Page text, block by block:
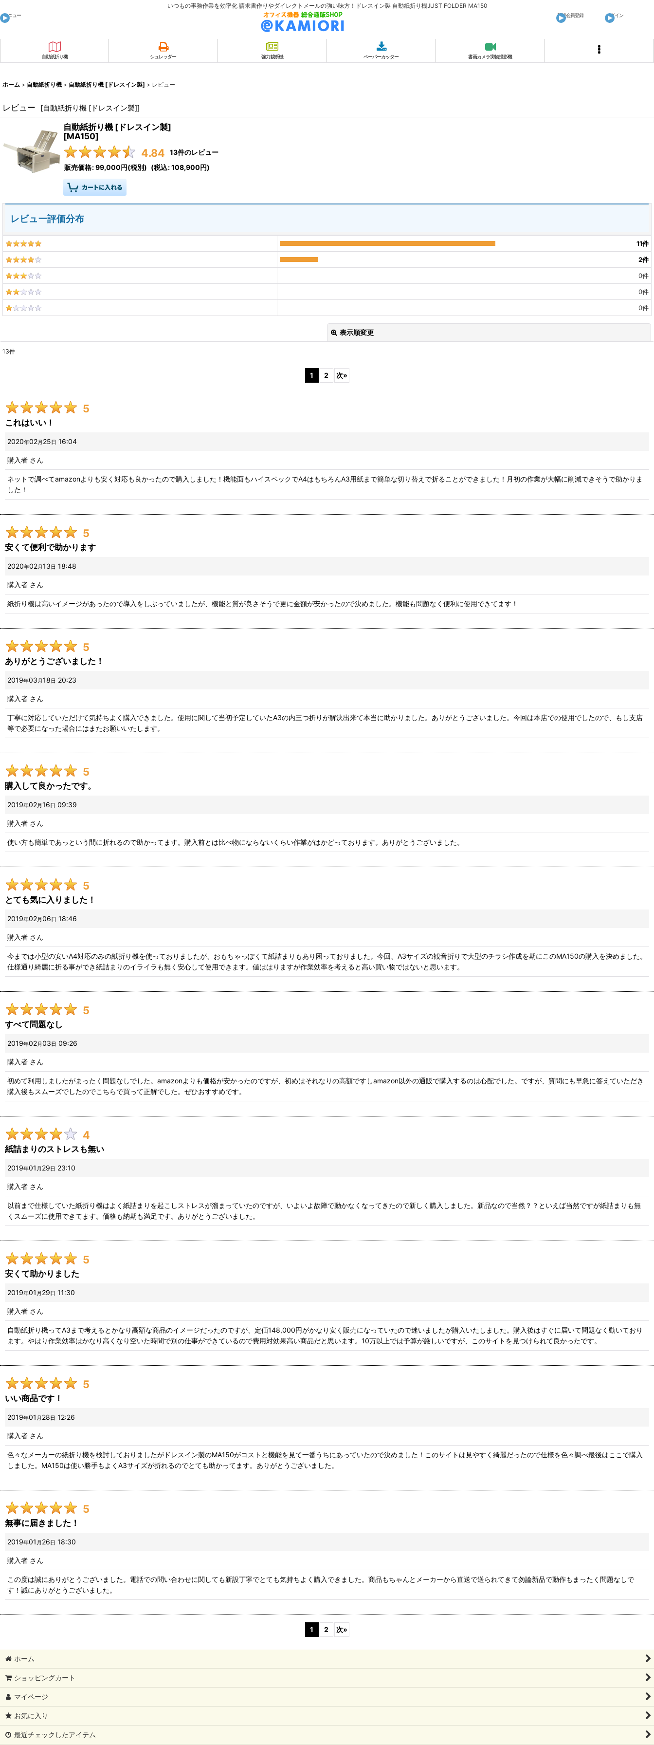
いつもの事務作業を効率化 請求書作りやダイレクトメールの強い味方！ドレスイン製 自動紙折り機JUST FOLDER MA150
メニュー 新規会員登録 ログイン
自動紙折り機 シュレッダー 強力裁断機 ペーパーカッター 書画カメラ実物投影機
ホーム > 自動紙折り機 > 自動紙折り機 [ドレスイン製] > レビュー
レビュー [自動紙折り機 [ドレスイン製]]
自動紙折り機 [ドレスイン製]
[MA150]
4.84 13件のレビュー
販売価格:99,000円(税別) (税込:108,900円)
レビュー評価分布
11件
2件
0件
0件
0件
表示順変更
レビュー検索
星の数:
13件
1 2 次»
5
これはいい！
2020年02月 25日 16:04
購入者 さん
ネットで調べてamazonよりも安く対応も良かったので購入しました！機能面もハイスペックでA4はもちろんA3用紙まで簡単な切り替えで折ることができました！月初の作業が大幅に削減できそうで助かりま
した！
5
安くて便利で助かります
2020年02月13日 18:48
購入者 さん
紙折り機は高いイメージがあったので導入をしぶっていましたが、機能と質が良さそうで更に金額が安かったので決めました。機能も問題なく便利に使用できてます！
5
ありがとうございました！
2019年03 月18日 20:23
購入者 さん
丁寧に対応していただけて気持ちよく購入できました。使用に関して当初予定していたA3の内三つ折りが解決出来て本当に助かりました。ありがとうございました。今回は本店での使用でしたので、もし支店
等で必要になった場合にはまたお願いいたします。
5
購入して良かったです。
2019年02月16日 09:39
購入者 さん
使い方も簡単であっという間に折れるので助かってます。購入前とは比べ物にならないくらい作業がはかどっております。ありがとうございました。
5
とても気に入りました！
2019年02月06日 18:46
購入者 さん
今までは小型の安いA4対応のみの紙折り機を使っておりましたが、おもちゃっぽくて紙詰まりもあり困っておりました。今回、A3サイズの観音折りで大型のチラシ作成を期にこのMA150の購入を決めました。
仕様通り綺麗に折る事ができ紙詰まりのイライラも無く安心して使用できます。値ははりますが作業効率を考えると高い買い物ではないと思います。
5
すべて問題なし
2019年02月03日 09:26
購入者 さん
初めて利用しましたがまったく問題なしでした。amazonよりも価格が安かったのですが、初めはそれなりの高額ですしamazon以外の通販で購入するのは心配でした。ですが、質問にも早急に答えていただき
購入後もスムーズでしたのでこちらで買って正解でした。ぜひおすすめです。
4
紙詰まりのストレスも無い
2019年01 月 29日 23:10
購入者 さん
以前まで仕様していた紙折り機はよく紙詰まりを起こしストレスが溜まっていたのですが、いよいよ故障で動かなくなってきたので新しく購入しました。新品なので当然？？といえば当然ですが紙詰まりも無
くスムーズに使用できてます。価格も納期も満足です。ありがとうございました。
5
安くて助かりました
2019年01 月 29日 11:30
購入者 さん
自動紙折り機ってA3まで考えるとかなり高額な商品のイメージだったのですが、定価148,000円がかなり安く販売になっていたので迷いましたが購入いたしました。購入後はすぐに届いて問題なく動いており
ます。やはり作業効率はかなり高くなり空いた時間で別の仕事ができているので費用対効果高い商品だと思います。10万以上では予算が厳しいですが、このサイトを見つけられて良かったです。
5
いい商品です！
2019年01 月 28日 12:26
購入者 さん
色々なメーカーの紙折り機を検討しておりましたがドレスイン製のMA150がコストと機能を見て一番うちにあっていたので決めました！このサイトは見やすく綺麗だったので仕様を色々調べ最後はここで購入
しました。MA150は使い勝手もよくA3サイズが折れるのでとても助かってます。ありがとうございました。
5
無事に届きました！
2019年01 月 26日 18:30
購入者 さん
この度は誠にありがとうございました。電話での問い合わせに関しても新設丁寧でとても気持ちよく購入できました。商品もちゃんとメーカーから直送で送られてきて勿論新品で動作もまったく問題なしで
す！誠にありがとうございました。
1 2 次»
ホーム
ショッピングカート
マイページ
お気に入り
最近チェックしたアイテム